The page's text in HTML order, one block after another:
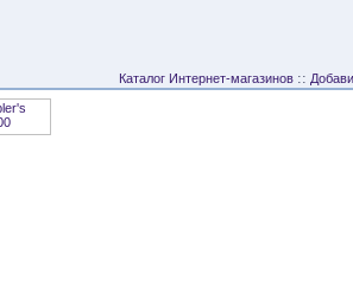
Каталог Интернет-магазинов ::